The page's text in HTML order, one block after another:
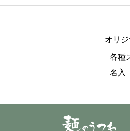
オリ
各種
名入